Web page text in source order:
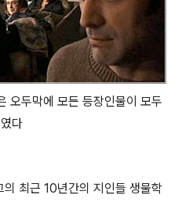
오두막에 모든 등장인물이 모두
다
최근 10년간의 지인들 생물학